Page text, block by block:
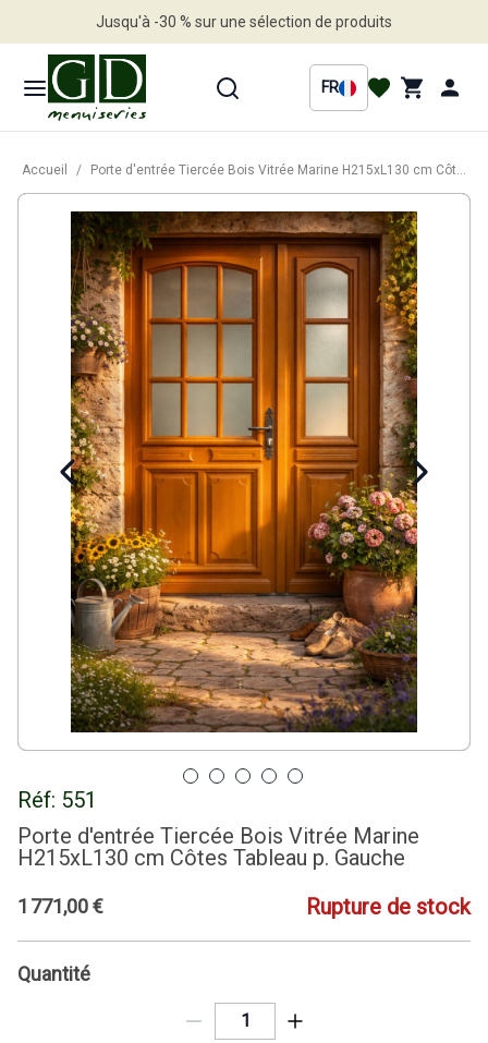
Jusqu'à -30 % sur une sélection de produits
FR
Accueil / Porte d'entrée Tiercée Bois Vitrée Marine H215xL130 cm Côtes Tableau p. Gauche
Réf: 551
Porte d'entrée Tiercée Bois Vitrée Marine
H215xL130 cm Côtes Tableau p. Gauche
1 771,00€ Rupture de stock
Quantité